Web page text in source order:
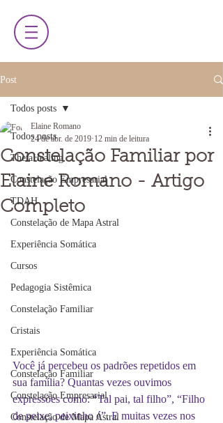
Post
Todos posts
ThetaHealing
Constelação Empresarial
TDAH
Constelação de Mapa Astral
Experiência Somática
Cursos
Pedagogia Sistêmica
Constelação Familiar
Cristais
Experiência Somática
Constelação Familiar
Constelação Empresarial
Constelação de Mapa Astral
Todos posts
Constelação Familiar por
Elaine Romano - Artigo
Completo
Elaine Romano
24 de abr. de 2019 12 min de leitura
Você já percebeu os padrões repetidos em
sua família? Quantas vezes ouvimos
expressões como: “Tal pai, tal filho”, “Filho
de peixe, peixinho é”. E muitas vezes nos